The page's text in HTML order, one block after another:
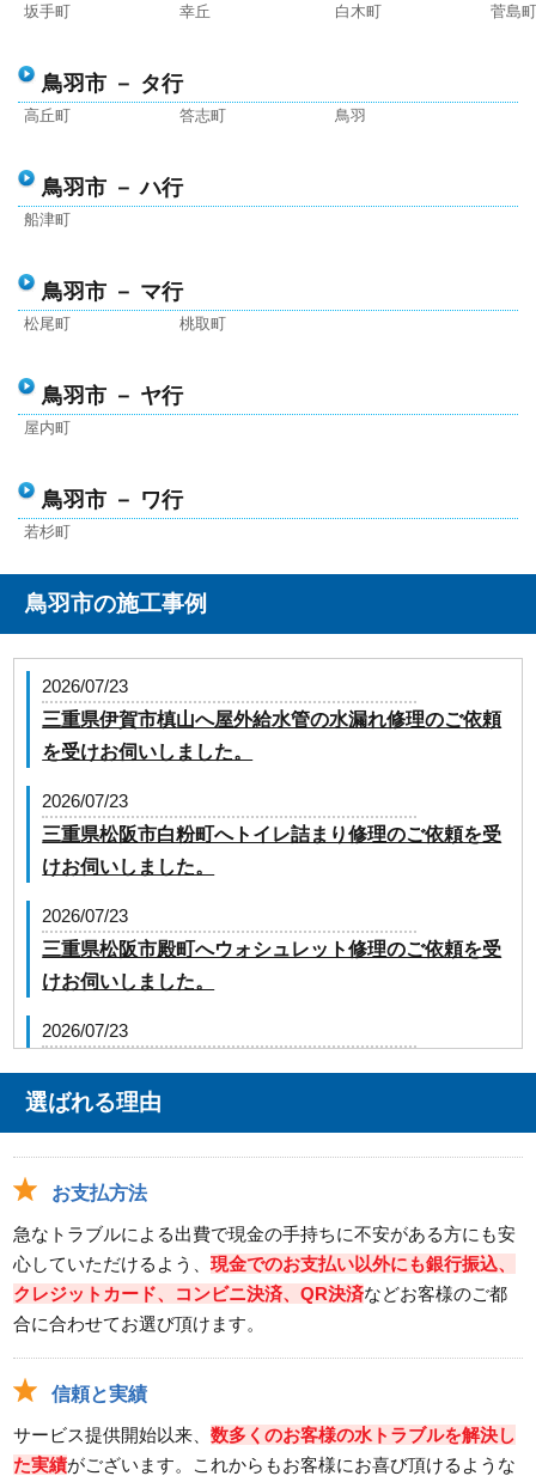
坂手町 幸丘 白木町 菅島
鳥羽市 － タ行
高丘町 答志町 鳥羽
鳥羽市 － ハ行
船津町
鳥羽市 － マ行
松尾町 桃取町
鳥羽市 － ヤ行
屋内町
鳥羽市 － ワ行
若杉町
鳥羽市の施工事例
2026/07/23
三重県伊賀市槙山へ屋外給水管の水漏れ修理のご依頼
を受けお伺いしました。
2026/07/23
三重県松阪市白粉町へトイレ詰まり修理のご依頼を受
けお伺いしました。
2026/07/23
三重県松阪市殿町へウォシュレット修理のご依頼を受
けお伺いしました。
2026/07/23
けお伺いしました。
三重県松阪市嬉野上野町へ台所蛇口の水漏れ修理のご
依頼を受けお伺いしました。
2026/07/23
三重県伊勢市二見町溝口へ洗面蛇口の水漏れ修理のご
依頼を受けお伺いしました。
三重県津市片田町へトイレの水漏れ修理のご依頼を受
けお伺いしました。
選ばれる理由
お支払方法
急なトラブルによる出費で現金の手持ちに不安がある方にも安
心していただけるよう、現金でのお支払い以外にも銀行振込、
クレジットカード、コンビニ決済、QR決済などお客様のご都
合に合わせてお選び頂けます。
信頼と実績
サービス提供開始以来、数多くのお客様の水トラブルを解決し
た実績がございます。これからもお客様にお喜び頂けるような